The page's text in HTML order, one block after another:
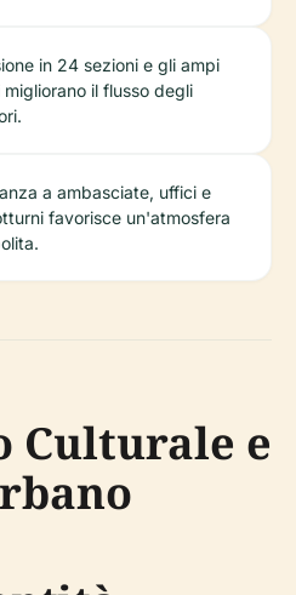
in 24 sezioni e gli ampi
il flusso degli
a ambasciate, uffici e
favorisce un'atmosfera
Culturale e